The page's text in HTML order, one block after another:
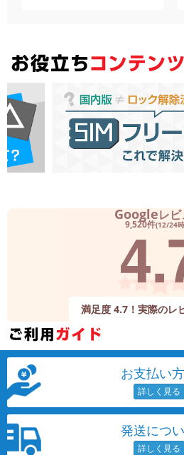
Googleレ
9,520件(12/24
満足度 4.7！実際のレ
お支払い
発送につ